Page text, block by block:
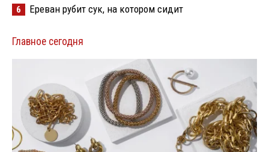
6 Ереван рубит сук, на котором сидит
Главное сегодня